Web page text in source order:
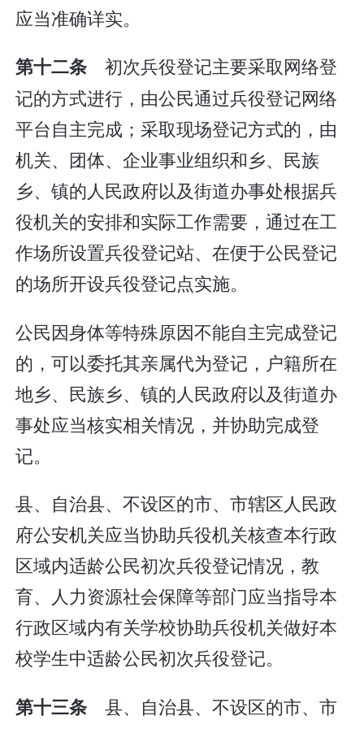
应当准确详实。
第十二条初次兵役登记主要采取网络登
记的方式进行，由公民通过兵役登记网络
平台自主完成；采取现场登记方式的，由
机关、团体、企业事业组织和乡、民族
乡、镇的人民政府以及街道办事处根据兵
役机关的安排和实际工作需要，通过在工
作场所设置兵役登记站、在便于公民登记
的场所开设兵役登记点实施。
公民因身体等特殊原因不能自主完成登记
的，可以委托其亲属代为登记，户籍所在
地乡、民族乡、镇的人民政府以及街道办
事处应当核实相关情况，并协助完成登
记。
县、自治县、不设区的市、市辖区人民政
府公安机关应当协助兵役机关核查本行政
区域内适龄公民初次兵役登记情况，教
育、人力资源社会保障等部门应当指导本
行政区域内有关学校协助兵役机关做好本
校学生中适龄公民初次兵役登记。
第十三条县、自治县、不设区的市、市